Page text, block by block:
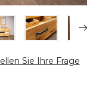
Sie Ihre Frage